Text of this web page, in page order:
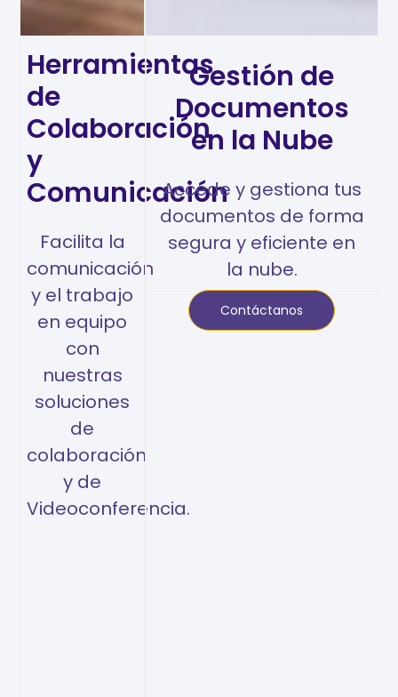
Herramientas
de
Colaboración
y
Comunicación
Facilita la
comunicación
y el trabajo
en equipo
con
nuestras
soluciones
de
colaboración
y de
Videoconferencia.
Gestión de
Documentos
en la Nube
Accede y gestiona tus
documentos de forma
segura y eficiente en
la nube.
Contáctanos